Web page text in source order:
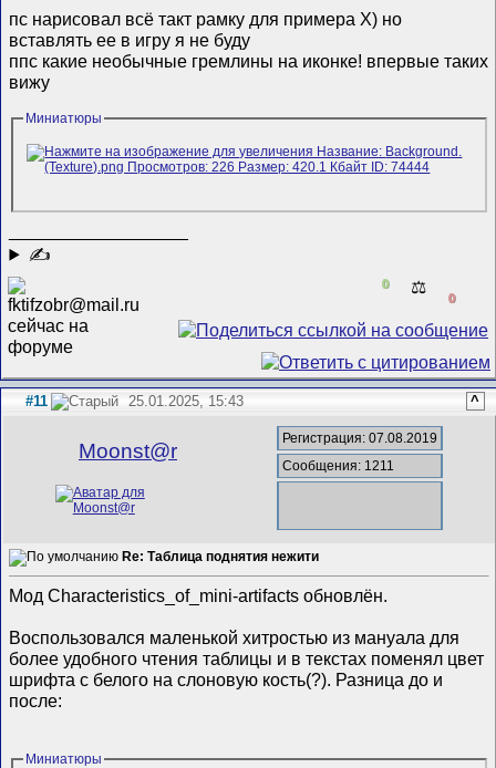
пс нарисовал всё такт рамку для примера Х) но
вставлять ее в игру я не буду
ппс какие необычные гремлины на иконке! впервые таких
вижу
Миниатюры
✍
0 ⚖️
0
#11 25.01.2025, 15:43 ^
Mооnst@r
Регистрация: 07.08.2019
Сообщения: 1211
Re: Таблица поднятия нежити
Мод Characteristics_of_mini-artifacts обновлён.
Воспользовался маленькой хитростью из мануала для
более удобного чтения таблицы и в текстах поменял цвет
шрифта с белого на слоновую кость(?). Разница до и
после:
Миниатюры